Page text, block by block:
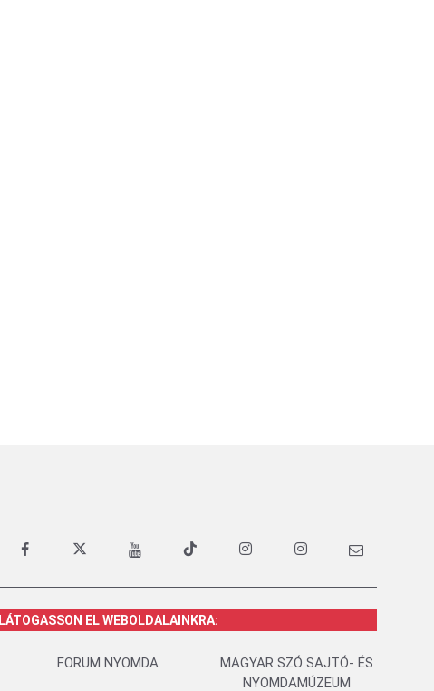
LÁTOGASSON EL WEBOLDALAINKRA:
FORUM NYOMDA
MAGYAR SZÓ SAJTÓ- ÉS
NYOMDAMÚZEUM